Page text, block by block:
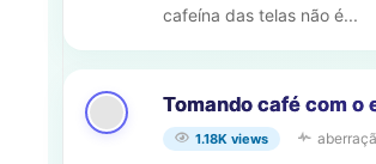
cafeína das telas não é...
Tomando café com o
1.18K views